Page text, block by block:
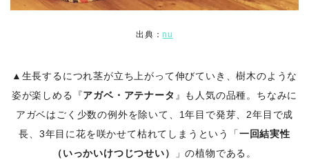
出典：nu
▲生長するにつれ茎が立ち上がって伸びていき、樹木のような
姿が楽しめる『アガベ・アテナータ 』も人気の品種。ちなみに
アガベはごく少数の例外を除いて、1年目で発芽、2年目で成
長、3年目に花を咲かせて枯れてしまうという「一回結実性
（いっかいけつじつせい）
」の植物である。